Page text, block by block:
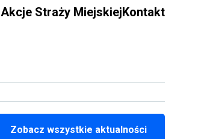
Akcje Straży MiejskiejKontakt
Zobacz wszystkie aktualności